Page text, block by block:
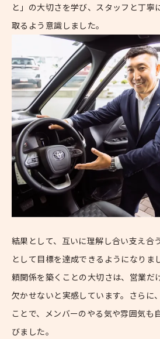
と」の大切さを学び、スタッフと丁寧
取るよう意識しました。
結果として、互いに理解し合い支え合
として目標を達成できるようになりま
頼関係を築くことの大切さは、営業だ
欠かせないと実感しています。さらに
ことで、メンバーのやる気や雰囲気も
びました。